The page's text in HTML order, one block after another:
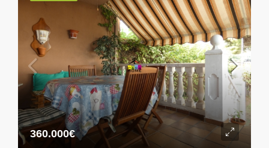
360.000€